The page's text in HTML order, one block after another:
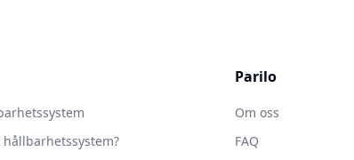
Parilo
Om oss
FAQ